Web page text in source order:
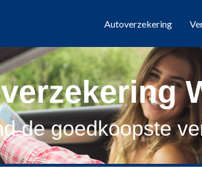
Autoverzekering
de goedkoopste